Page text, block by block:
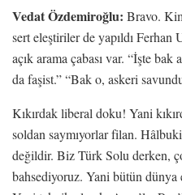
Vedat Özdemiroğlu: Bravo.
sert eleştiriler de yapıldı Ferhan
açık arama çabası var. “İşte bak
da faşist.” “Bak o, askeri
Kıkırdak liberal doku! Yani
soldan saymıyorlar filan.
değildir. Biz Türk Solu derken,
bahsediyoruz. Yani bütün